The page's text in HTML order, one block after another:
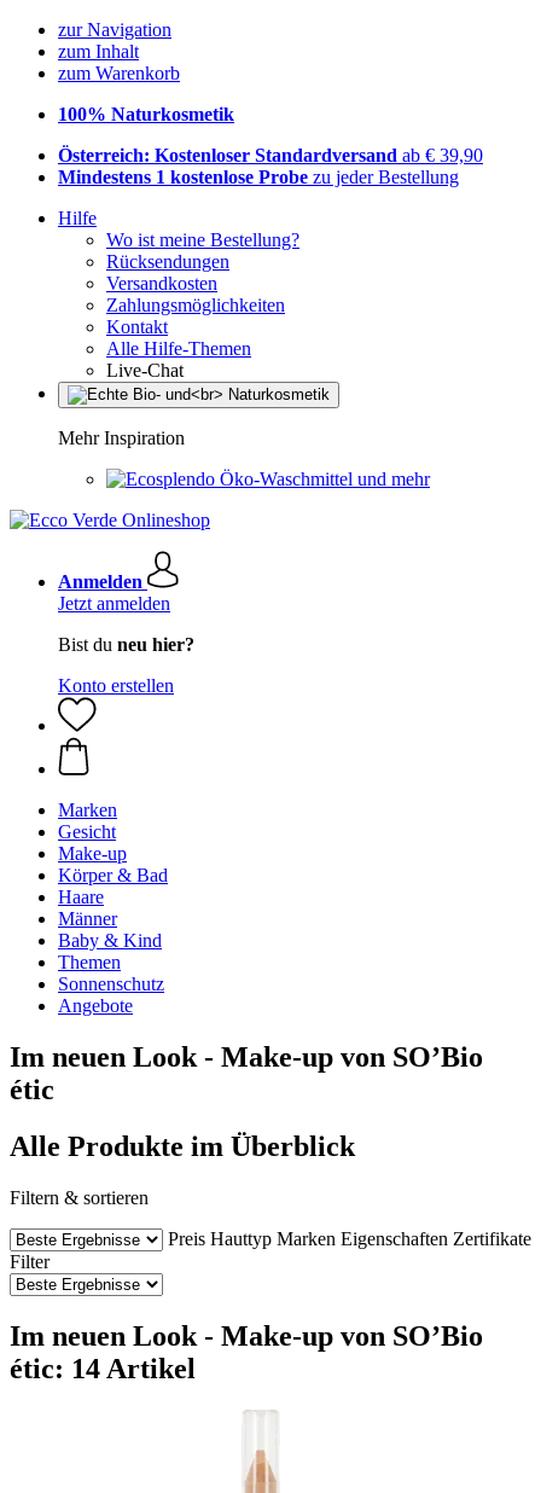
zur Navigation
zum Inhalt
zum Warenkorb
100% Naturkosmetik
Österreich: Kostenloser Standardversand ab € 39,90
Mindestens 1 kostenlose Probe zu jeder Bestellung
Hilfe
Wo ist meine Bestellung?
Rücksendungen
Versandkosten
Zahlungsmöglichkeiten
Kontakt
Alle Hilfe-Themen
Live-Chat
Mehr Inspiration
Öko-Waschmittel und mehr
Anmelden
Jetzt anmelden
Bist du neu hier?
Konto erstellen
Marken
Gesicht
Make-up
Körper & Bad
Haare
Männer
Baby & Kind
Themen
Sonnenschutz
Angebote
Im neuen Look - Make-up von SO’Bio
étic
Alle Produkte im Überblick
Filtern & sortieren
Preis Hauttyp Marken Eigenschaften Zertifikate
Filter
Im neuen Look - Make-up von SO’Bio
étic: 14 Artikel